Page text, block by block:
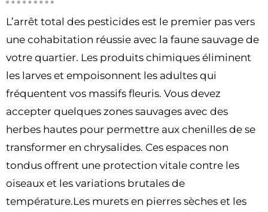
L’arrêt total des pesticides est le premier pas vers
une cohabitation réussie avec la faune sauvage de
votre quartier. Les produits chimiques éliminent
les larves et empoisonnent les adultes qui
fréquentent vos massifs fleuris. Vous devez
accepter quelques zones sauvages avec des
herbes hautes pour permettre aux chenilles de se
transformer en chrysalides. Ces espaces non
tondus offrent une protection vitale contre les
oiseaux et les variations brutales de
température.Les murets en pierres sèches et les